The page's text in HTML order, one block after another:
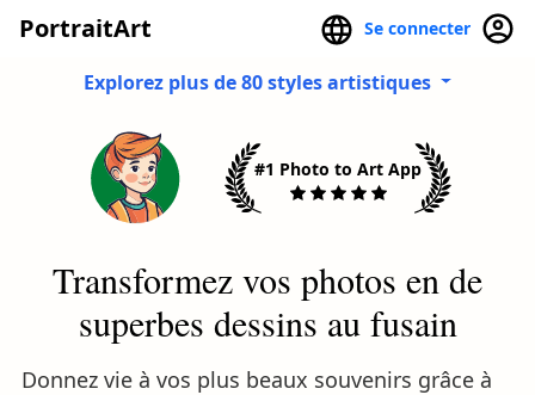
PortraitArt Se connecter
Explorez plus de 80 styles artistiques
#1 Photo to Art App
Transformez vos photos en de
superbes dessins au fusain
Donnez vie à vos plus beaux souvenirs grâce à